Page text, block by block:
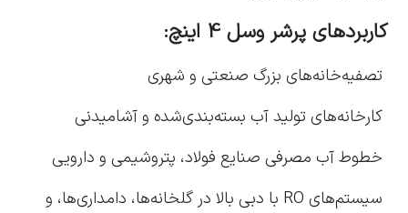
کاربردهای پرشر وسل 4 اینچ:
تصفیه‌خانه‌های بزرگ صنعتی و شهری
کارخانه‌های تولید آب بسته‌بندی‌شده و آشامیدنی
خطوط آب مصرفی صنایع فولاد، پتروشیمی و دارویی
سیستم‌های RO با دبی بالا در گلخانه‌ها، دامداری‌ها، و